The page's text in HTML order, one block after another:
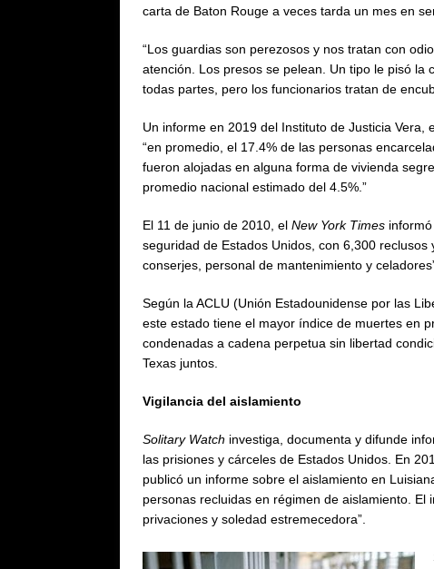
carta de Baton Rouge a veces tarda un mes en
“Los guardias son perezosos y nos tratan con
atención. Los presos se pelean. Un tipo le pisó
todas partes, pero los funcionarios tratan de
Un informe en 2019 del Instituto de Justicia
“en promedio, el 17.4% de las personas
fueron alojadas en alguna forma de vivienda
promedio nacional estimado del 4.5%.”
El 11 de junio de 2010, el New York Times
seguridad de Estados Unidos, con 6,300
conserjes, personal de mantenimiento y
Según la ACLU (Unión Estadounidense por las
este estado tiene el mayor índice de muertes en
condenadas a cadena perpetua sin libertad
Texas juntos.
Vigilancia del aislamiento
Solitary Watch investiga, documenta y difunde
las prisiones y cárceles de Estados Unidos. En
publicó un informe sobre el aislamiento en
personas recluidas en régimen de aislamiento. El
privaciones y soledad estremecedora”.